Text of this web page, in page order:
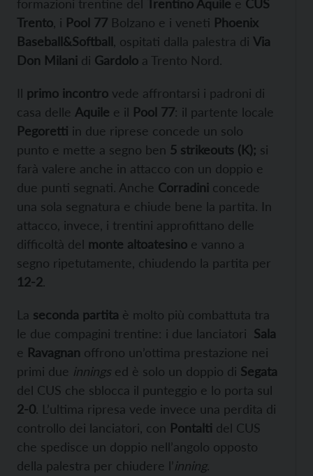
formazioni trentine del Trentino Aquile e CUS
Trento , i Pool 77 Bolzano e i veneti Phoenix
Baseball&Softball , ospitati dalla palestra di Via
Don Milani di Gardolo a Trento Nord.
Il primo incontro vede affrontarsi i padroni di
casa delle Aquile e il Pool 77: il partente locale
Pegoretti in due riprese concede un solo
punto e mette a segno ben 5 strikeouts (K); si
farà valere anche in attacco con un doppio e
due punti segnati. Anche Corradini concede
una sola segnatura e chiude bene la partita. In
attacco, invece, i trentini approfittano delle
difficoltà del monte altoatesino e vanno a
segno ripetutamente, chiudendo la partita per
12-2.
La seconda partita è molto più combattuta tra
le due compagini trentine: i due lanciatori Sala
e Ravagnan offrono un’ottima prestazione nei
primi due innings ed è solo un doppio di Segata
del CUS che sblocca il punteggio e lo porta sul
2-0. L’ultima ripresa vede invece una perdita di
controllo dei lanciatori, con Pontalti del CUS
che spedisce un doppio nell’angolo opposto
della palestra per chiudere l’inning.